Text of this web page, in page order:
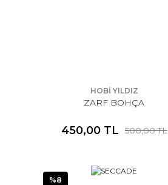
HOBİ YILDIZ
ZARF BOHÇA
450,00 TL 500,00 TL
%8